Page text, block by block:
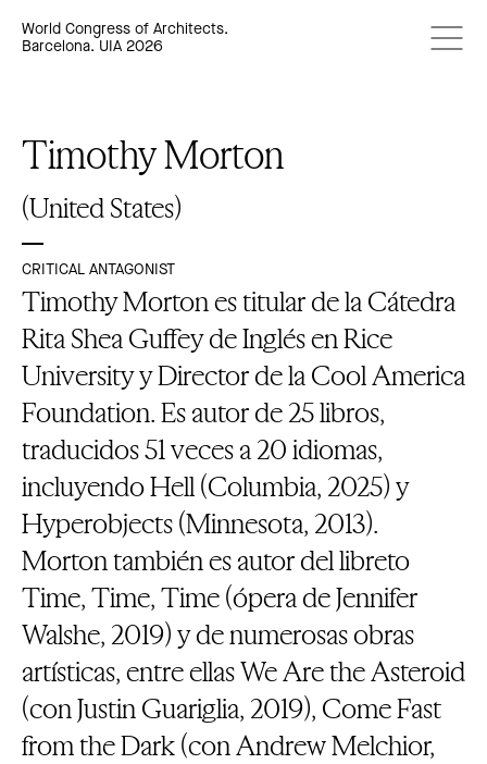
World Congress of Architects.
Barcelona. UIA 2026
Timothy Morton
(United States)
CRITICAL ANTAGONIST
Timothy Morton es titular de la Cátedra
Rita Shea Guffey de Inglés en Rice
University y Director de la Cool America
Foundation. Es autor de 25 libros,
traducidos 51 veces a 20 idiomas,
incluyendo Hell (Columbia, 2025) y
Hyperobjects (Minnesota, 2013).
Morton también es autor del libreto
Time, Time, Time (ópera de Jennifer
Walshe, 2019) y de numerosas obras
artísticas, entre ellas We Are the Asteroid
(con Justin Guariglia, 2019), Come Fast
from the Dark (con Andrew Melchior,